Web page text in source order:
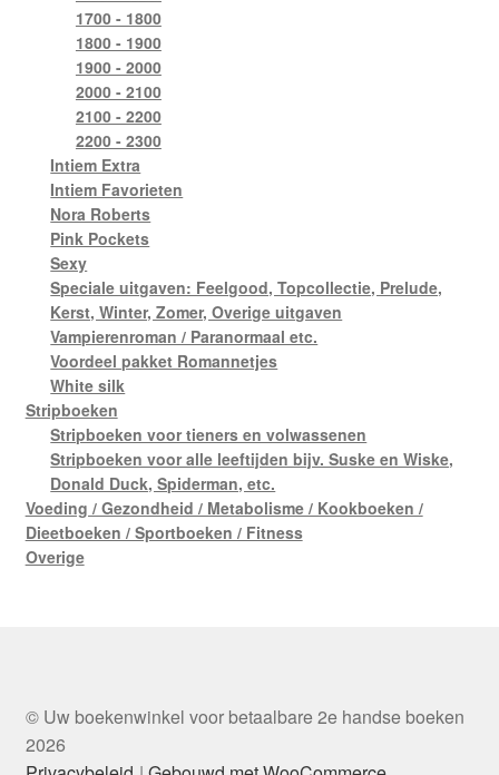
1700 - 1800
1800 - 1900
1900 - 2000
2000 - 2100
2100 - 2200
2200 - 2300
Intiem Extra
Intiem Favorieten
Nora Roberts
Pink Pockets
Sexy
Speciale uitgaven: Feelgood, Topcollectie, Prelude,
Kerst, Winter, Zomer, Overige uitgaven
Vampierenroman / Paranormaal etc.
Voordeel pakket Romannetjes
White silk
Stripboeken
Stripboeken voor tieners en volwassenen
Stripboeken voor alle leeftijden bijv. Suske en Wiske,
Donald Duck, Spiderman, etc.
Voeding / Gezondheid / Metabolisme / Kookboeken /
Dieetboeken / Sportboeken / Fitness
Overige
© Uw boekenwinkel voor betaalbare 2e handse boeken
2026